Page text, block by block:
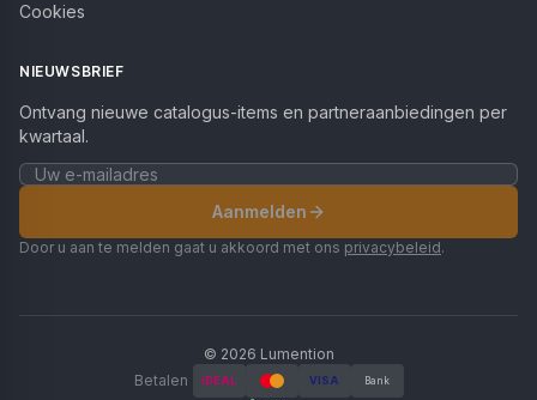
Cookies
NIEUWSBRIEF
Ontvang nieuwe catalogus-items en partneraanbiedingen per
kwartaal.
Aanmelden
Door u aan te melden gaat u akkoord met ons privacybeleid.
© 2026 Lumention
Betalen
iDEAL VISA Bank